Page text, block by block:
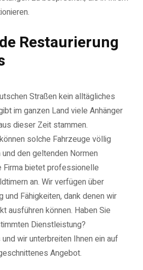
Restaurierung
Straßen kein alltägliches
im ganzen Land viele Anhänger
dieser Zeit stammen.
solche Fahrzeuge völlig
den geltenden Normen
Firma bietet professionelle
an. Wir verfügen über
Fähigkeiten, dank denen wir
ausführen können. Haben Sie
Dienstleistung?
wir unterbreiten Ihnen ein auf
Angebot.